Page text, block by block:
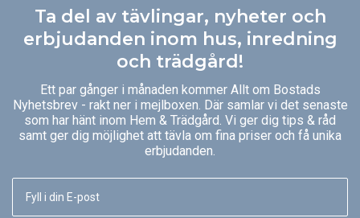
Ta del av tävlingar, nyheter och
erbjudanden inom hus, inredning
och trädgård!
Ett par gånger i månaden kommer Allt om Bostads
Nyhetsbrev - rakt ner i mejlboxen. Där samlar vi det senaste
som har hänt inom Hem & Trädgård. Vi ger dig tips & råd
samt ger dig möjlighet att tävla om fina priser och få unika
erbjudanden.